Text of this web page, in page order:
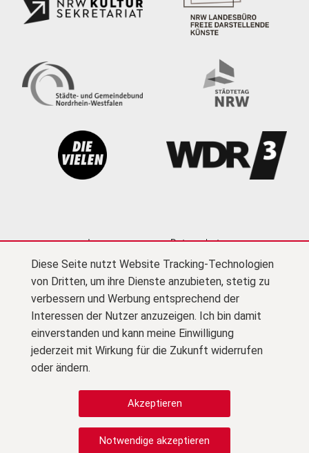
Diese Seite nutzt Website Tracking-Technologien
von Dritten, um ihre Dienste anzubieten, stetig zu
verbessern und Werbung entsprechend der
Interessen der Nutzer anzuzeigen. Ich bin damit
einverstanden und kann meine Einwilligung
jederzeit mit Wirkung für die Zukunft widerrufen
oder ändern.
Impressum
Datenschutz
Cookie-Einstellungen
Kontakt
Newsletter
Presse
Barrierefreiheit Netiquette (PDF)
© Kultursekretariat NRW Gütersloh
Zu
Zu Instagram